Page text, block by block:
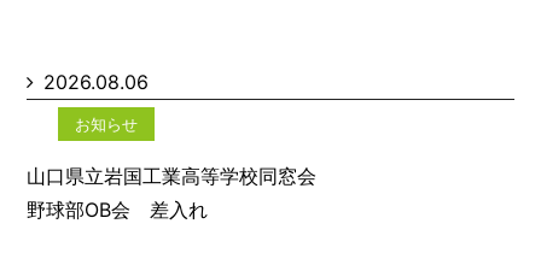
2026.08.06
お知らせ
山口県立岩国工業高等学校同窓会
野球部OB会 差入れ